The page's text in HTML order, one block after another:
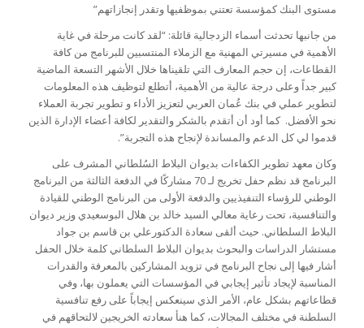
مستوى البنك كمؤسسة تعتني بموظفيها وتقدر إنجازاتهم”
من جانبها تحدثت أسماء الزدجالية قائلة: “لقد كانت مرحلة في غاية
الأهمية في مسيرتي المهنية مع الزملاء المنتسبين للبرنامج من كافة
القطاعات، إن حجم المعارف التي تلقيناها خلال الأشهر التسعة الماضية
كبير جداً وعلى درجة عالية من الأهمية، أتطلع لتوظيف هذه المعلومات
لتطوير عملي في بنك عُمان العربي لتعزيز الأداء و تطوير تجربة العملاء
نحو الأفضل. كما أود أن أتقدم بالشكر والتقدير لكافة أعضاء الإدارة الذين
قدموا لي كل الدعم والمساندة لإنجاح هذه التجربة”.
وكان معهد تطوير الكفاءات بديوان البلاط السُلطاني المشرف على
البرنامج قد نظم حفل تخريج لـ 70 مشاركًا في الدفعة الثالثة من البرنامج
الوطني للرؤساء التنفيذيين والدفعة الأولى من البرنامج الوطني للقيادة
والتنافسية، تحت رعاية معالي السيد خالد بن هلال البوسعيدي وزير ديوان
البلاط السلطاني. حيث ألقى سعادة الدكتورعلي بن قاسم بن جواد
مستشار الدراسات والبحوث بديوان البلاط السلطاني كلمة خلال الحفل
أشار فيها إلى نجاح البرنامج في تزويد المشاركين بالمعرفة والقدرات
المناسبة لإيجاد تأثير إيجابي في المؤسسات التي يعملون بها، وفي
قطاعاتهم بشكل عام، الأمر الذي سينعكس إيجاباً على رفع تنافسية
السلطنة في مختلف المجالات، كما هنأ سعادته الخريجين لالتحاقهم في